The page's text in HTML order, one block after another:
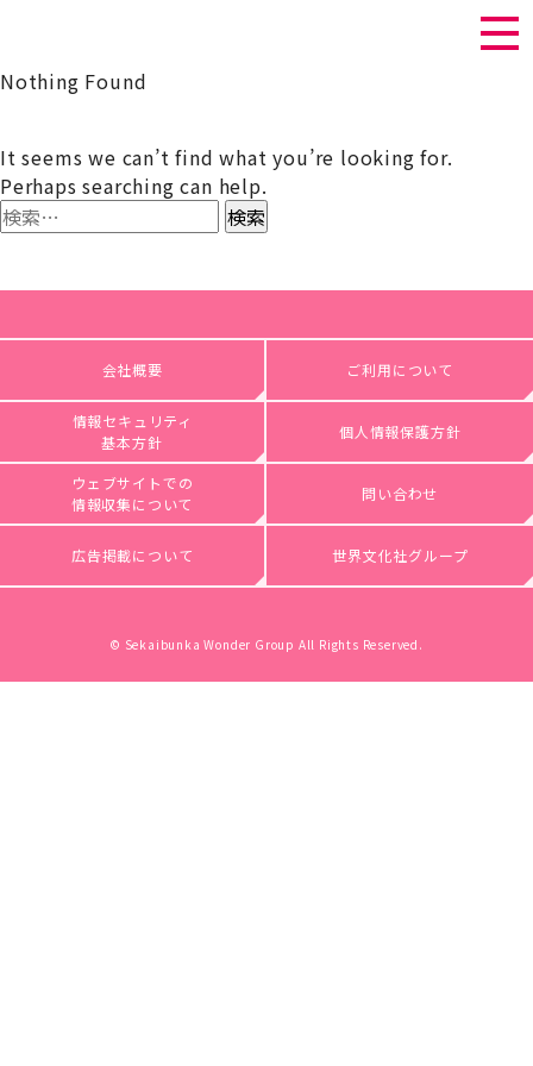
Nothing Found
It seems we can’t find what you’re looking for.
Perhaps searching can help.
検
索:
会社概要 ご利用について
情報セキュリティ
基本方針
個人情報保護方針
ウェブサイトでの
情報収集について
問い合わせ
広告掲載について 世界文化社グループ
© Sekaibunka Wonder Group All Rights Reserved.